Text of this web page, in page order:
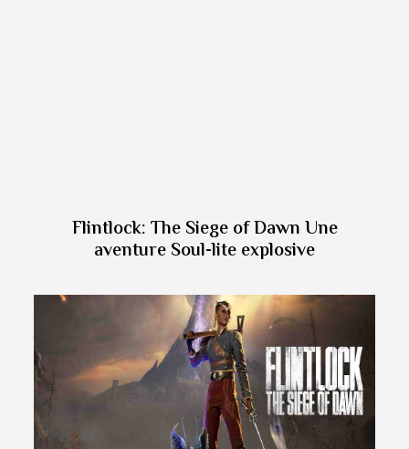
Flintlock: The Siege of Dawn Une
aventure Soul-lite explosive